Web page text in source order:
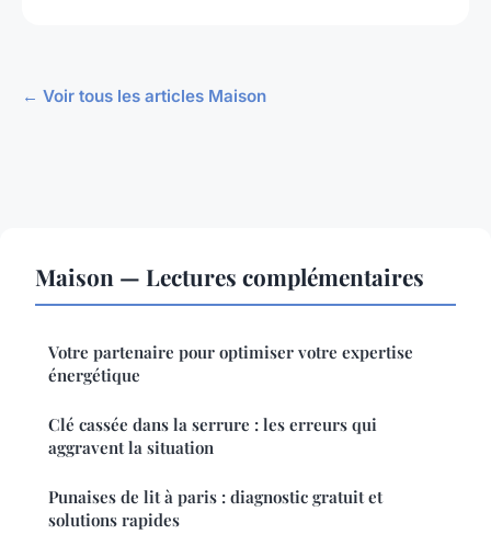
← Voir tous les articles Maison
Maison — Lectures complémentaires
Votre partenaire pour optimiser votre expertise
énergétique
Clé cassée dans la serrure : les erreurs qui
aggravent la situation
Punaises de lit à paris : diagnostic gratuit et
solutions rapides